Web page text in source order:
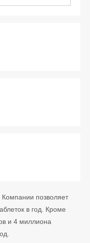
позволяет
в год. Кроме
и 4 миллиона